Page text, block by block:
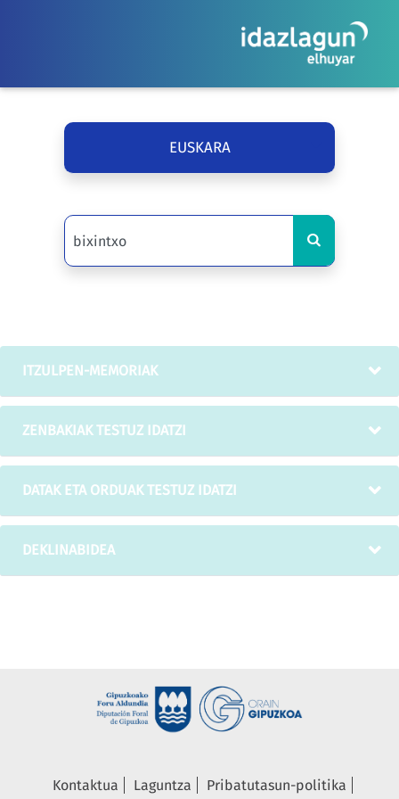
EUSKARA
ITZULPEN-MEMORIAK
ZENBAKIAK TESTUZ IDATZI
DATAK ETA ORDUAK TESTUZ IDATZI
DEKLINABIDEA
Kontaktua Laguntza
Pribatutasun-politika